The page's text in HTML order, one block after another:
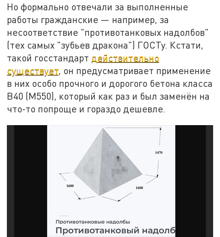
Но формально отвечали за выполненные
работы гражданские — например, за
несоответствие "противотанковых надолбов"
(тех самых "зубьев дракона") ГОСТу. Кстати,
такой госстандарт действительно
существует, он предусматривает применение
в них особо прочного и дорогого бетона класса
В40 (M550), который как раз и был заменён на
что-то попроще и гораздо дешевле.